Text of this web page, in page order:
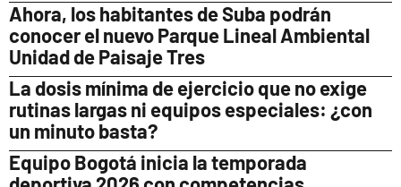
Ahora, los habitantes de Suba podrán
conocer el nuevo Parque Lineal Ambiental
Unidad de Paisaje Tres
La dosis mínima de ejercicio que no exige
rutinas largas ni equipos especiales: ¿con
un minuto basta?
Equipo Bogotá inicia la temporada